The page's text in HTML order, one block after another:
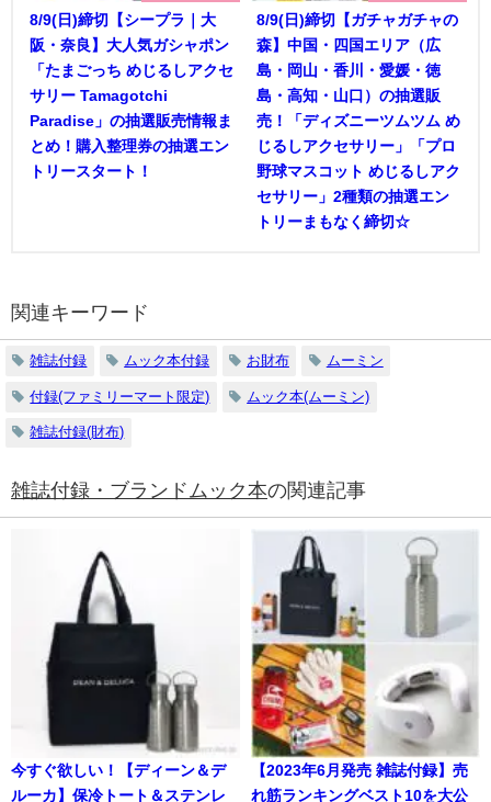
8/9(日)締切【シープラ｜大
阪・奈良】大人気ガシャポン
「たまごっち めじるしアクセ
サリー Tamagotchi
Paradise」の抽選販売情報ま
とめ！購入整理券の抽選エン
トリースタート！
8/9(日)締切【ガチャガチャの
森】中国・四国エリア（広
島・岡山・香川・愛媛・徳
島・高知・山口）の抽選販
売！「ディズニーツムツム め
じるしアクセサリー」「プロ
野球マスコット めじるしアク
セサリー」2種類の抽選エン
トリーまもなく締切☆
関連キーワード
雑誌付録 ムック本付録 お財布 ムーミン
付録(ファミリーマート限定) ムック本(ムーミン)
雑誌付録(財布)
雑誌付録・ブランドムック本の関連記事
今すぐ欲しい！【ディーン＆デ
ルーカ】保冷トート＆ステンレ
【2023年6月発売 雑誌付録】売
れ筋ランキングベスト10を大公